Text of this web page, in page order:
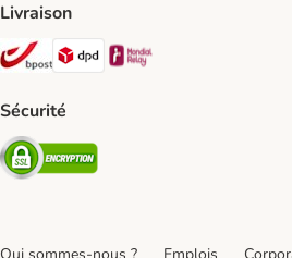
Livraison
Bpost Shipping Method
DPD Shipping Method
Sécurité
Security